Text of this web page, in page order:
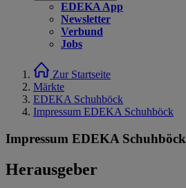
EDEKA App
Newsletter
Verbund
Jobs
Zur Startseite
Märkte
EDEKA Schuhböck
Impressum EDEKA Schuhböck
Impressum EDEKA Schuhböck
Herausgeber